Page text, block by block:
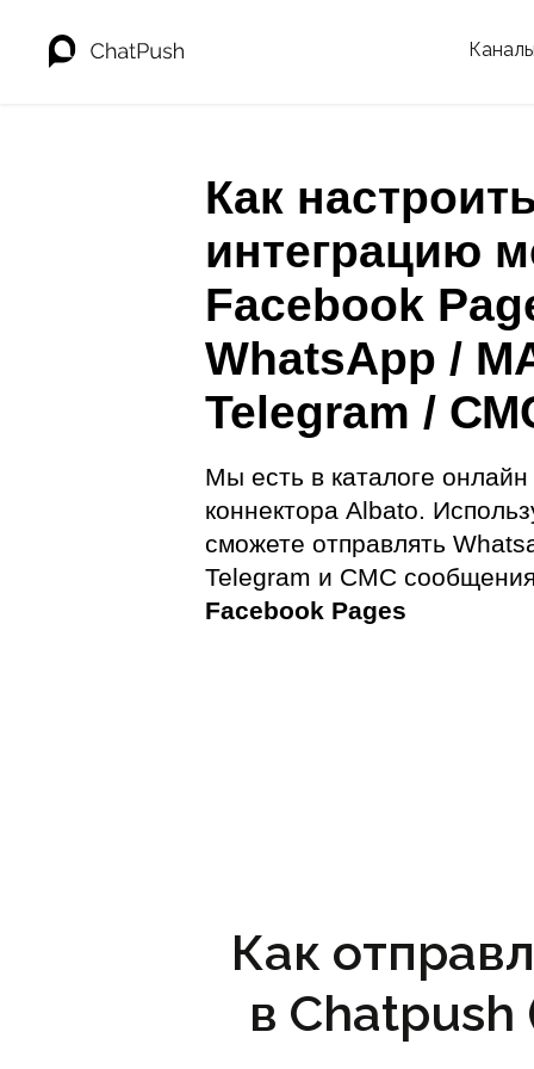
Как
интеграцию
Facebook
WhatsApp /
Telegram /
Мы есть в каталоге онлайн
коннектора Albato.
сможете отправлять
Telegram и СМС
Facebook Pages
Как
в